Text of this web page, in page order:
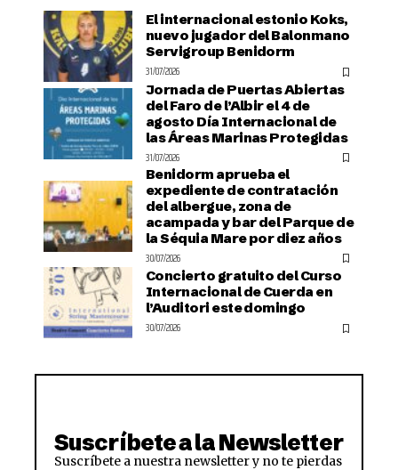
El internacional estonio Koks,
nuevo jugador del Balonmano
Servigroup Benidorm
31/07/2026
Jornada de Puertas Abiertas
del Faro de l’Albir el 4 de
agosto Día Internacional de
las Áreas Marinas Protegidas
31/07/2026
Benidorm aprueba el
expediente de contratación
del albergue, zona de
acampada y bar del Parque de
la Séquia Mare por diez años
30/07/2026
Concierto gratuito del Curso
Internacional de Cuerda en
l’Auditori este domingo
30/07/2026
Suscríbete a la Newsletter
Suscríbete a nuestra newsletter y no te pierdas